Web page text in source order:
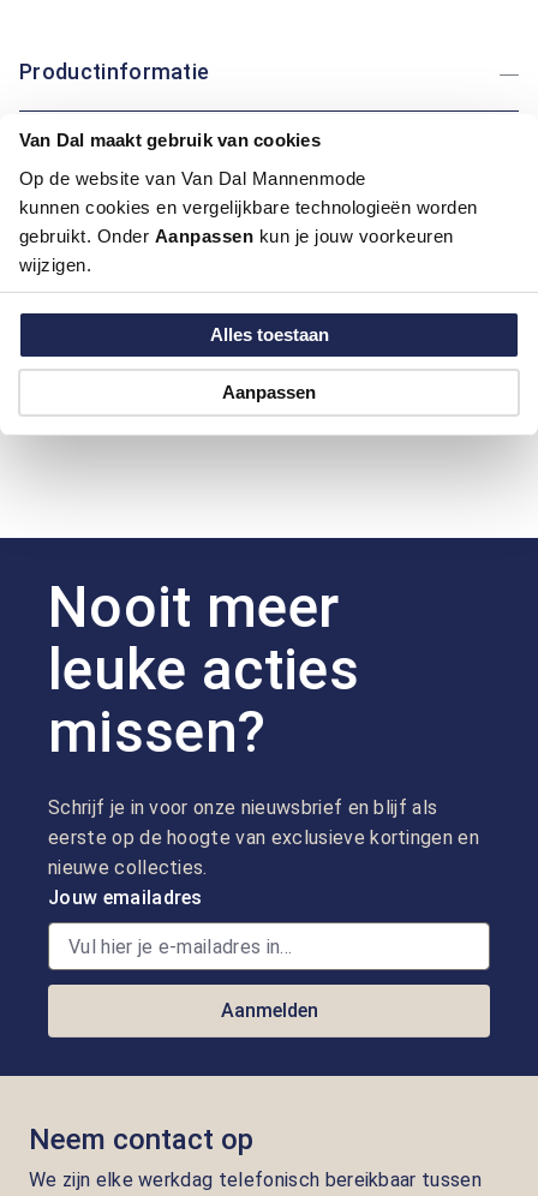
Van Dal maakt gebruik van cookies
Op de website van Van Dal Mannenmode
kunnen cookies en vergelijkbare technologieën worden
gebruikt. Onder Aanpassen kun je jouw voorkeuren
wijzigen.
Alles toestaan
Aanpassen
Productinformatie
Artikelnummer
1015692-41
Maatinformatie
Over Bartlett Classics
Hoe kan ik betalen?
Nooit meer
leuke acties
missen?
Schrijf je in voor onze nieuwsbrief en blijf als
eerste op de hoogte van exclusieve kortingen en
nieuwe collecties.
Jouw emailadres
Aanmelden
Neem contact op
We zijn elke werkdag telefonisch bereikbaar tussen